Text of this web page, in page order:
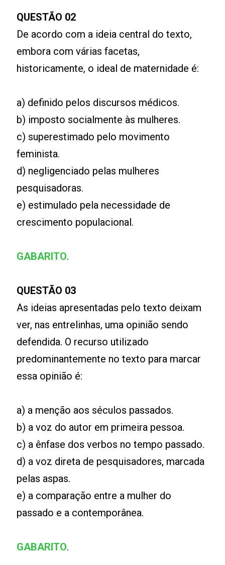
QUESTÃO 02
De acordo com a ideia central do texto,
embora com várias facetas,
historicamente, o ideal de maternidade é:
a) definido pelos discursos médicos.
b) imposto socialmente às mulheres.
c) superestimado pelo movimento
feminista.
d) negligenciado pelas mulheres
pesquisadoras.
e) estimulado pela necessidade de
crescimento populacional.
GABARITO.
QUESTÃO 03
As ideias apresentadas pelo texto deixam
ver, nas entrelinhas, uma opinião sendo
defendida. O recurso utilizado
predominantemente no texto para marcar
essa opinião é:
a) a menção aos séculos passados.
b) a voz do autor em primeira pessoa.
c) a ênfase dos verbos no tempo passado.
d) a voz direta de pesquisadores, marcada
pelas aspas.
e) a comparação entre a mulher do
passado e a contemporânea.
GABARITO.